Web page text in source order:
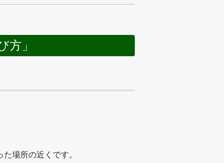
」
場所の近くです。